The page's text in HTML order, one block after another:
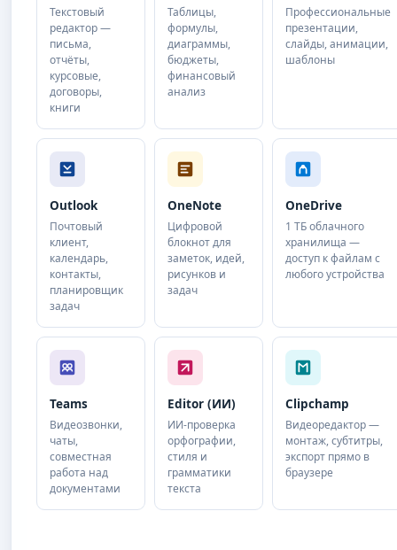
Текстовый
редактор —
письма,
отчёты,
курсовые,
договоры,
книги
Таблицы,
формулы,
диаграммы,
бюджеты,
финансовый
анализ
Профессиональные
презентации,
слайды, анимации,
шаблоны
Outlook
Почтовый
клиент,
календарь,
контакты,
планировщик
задач
OneNote
Цифровой
блокнот для
заметок, идей,
рисунков и
задач
OneDrive
1 ТБ облачного
хранилища —
доступ к файлам с
любого устройства
Teams
Видеозвонки,
чаты,
совместная
работа над
документами
Editor (ИИ)
ИИ-проверка
орфографии,
стиля и
грамматики
текста
Clipchamp
Видеоредактор —
монтаж, субтитры,
экспорт прямо в
браузере